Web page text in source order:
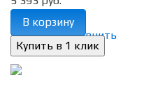
избранное сравнить
В корзину